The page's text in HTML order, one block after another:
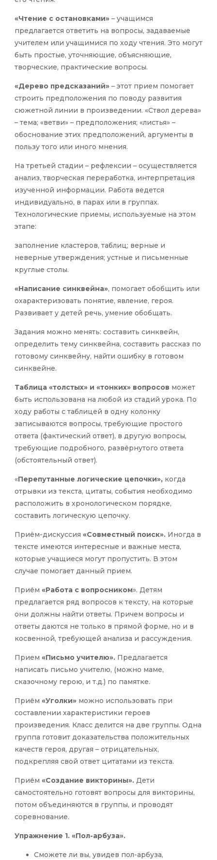
«Чтение с остановками» – учащимся
предлагается ответить на вопросы, задаваемые
учителем или учащимися по ходу чтения. Это могут
быть простые, уточняющие, объясняющие,
творческие, практические вопросы.
«Дерево предсказаний» – этот прием помогает
строить предположения по поводу развития
сюжетной линии в произведении. «Ствол дерева»
– тема; «ветви» – предположения; «листья» –
обоснование этих предположений, аргументы в
пользу того или иного мнения.
На третьей стадии – рефлексии – осуществляется
анализ, творческая переработка, интерпретация
изученной информации. Работа ведется
индивидуально, в парах или в группах.
Технологические приемы, используемые на этом
этапе:
заполнение кластеров, таблиц; верные и
неверные утверждения; устные и письменные
круглые столы.
«Написание синквейна», помогает обобщить или
охарактеризовать понятие, явление, героя.
Развивает у детей речь, умение обобщать.
Задания можно менять: составить синквейн,
определить тему синквейна, составить рассказ по
готовому синквейну, найти ошибку в готовом
синквейне.
Таблица «толстых» и «тонких» вопросов может
быть использована на любой из стадий урока. По
ходу работы с таблицей в одну колонку
записываются вопросы, требующие простого
ответа (фактический ответ), в другую вопросы,
требующие подробного, развёрнутого ответа
(обстоятельный ответ).
«Перепутанные логические цепочки», когда
отрывки из текста, цитаты, события необходимо
расположить в хронологическом порядке,
составить логическую цепочку.
Приём-дискуссия «Совместный поиск». Иногда в
тексте имеются интересные и важные места,
которые учащиеся могут пропустить. В этом
случае помогает данный прием.
Приём «Работа с вопросником». Детям
предлагается ряд вопросов к тексту, на которые
они должны найти ответы. Причем вопросы и
ответы даются не только в прямой форме, но и в
косвенной, требующей анализа и рассуждения.
Прием «Письмо учителю». Предлагается
написать письмо учителю, (можно маме,
сказочному герою, и т.д.) по памятке.
Приём «Уголки» можно использовать при
составлении характеристики героев
произведения. Класс делится на две группы. Одна
группа готовит доказательства положительных
качеств героя, другая – отрицательных,
подкрепляя свой ответ цитатами из текста.
Приём «Создание викторины». Дети
самостоятельно готовят вопросы для викторины,
потом объединяются в группы, и проводят
соревнование.
Упражнение 1. «Пол-арбуза».
Сможете ли вы, увидев пол-арбуза,